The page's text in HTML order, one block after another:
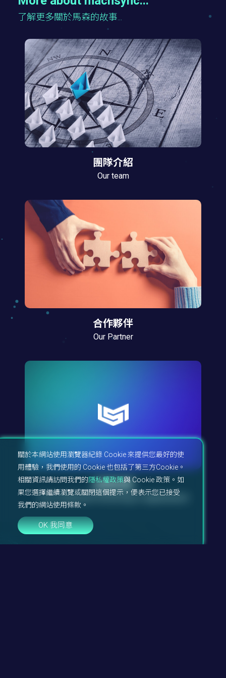
了解更多關於馬森的故事...
團隊介紹
Our team
合作夥伴
Our Partner
品牌故事
From traditional monitoring to digitalization
關於本網站使用瀏覽器紀錄 Cookie 來提供您最好的使
用體驗，我們使用的 Cookie 也包括了第三方Cookie。
相關資訊請訪問我們的隱私權政策與 Cookie 政策。如
果您選擇繼續瀏覽或關閉這個提示，便表示您已接受
我們的網站使用條款。
OK 我同意